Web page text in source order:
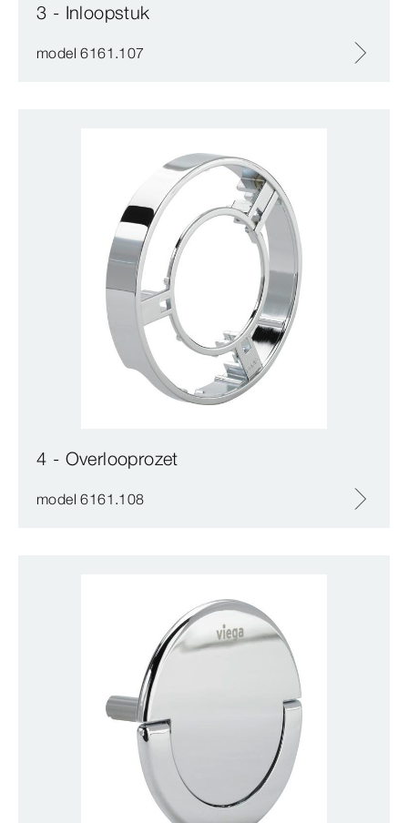
3 - Inloopstuk
model 6161.107
4 - Overlooprozet
model 6161.108